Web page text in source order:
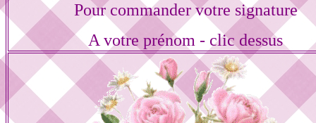
Pour commander votre signature
A votre prénom - clic dessus